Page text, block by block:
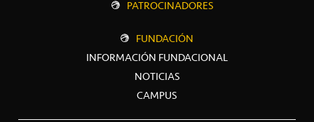
PATROCINADORES
FUNDACIÓN
INFORMACIÓN FUNDACIONAL
NOTICIAS
CAMPUS